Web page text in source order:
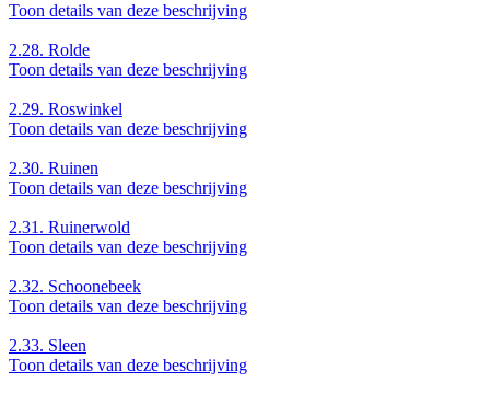
Toon details van deze beschrijving
2.28. Rolde
Toon details van deze beschrijving
2.29. Roswinkel
Toon details van deze beschrijving
2.30. Ruinen
Toon details van deze beschrijving
2.31. Ruinerwold
Toon details van deze beschrijving
2.32. Schoonebeek
Toon details van deze beschrijving
2.33. Sleen
Toon details van deze beschrijving